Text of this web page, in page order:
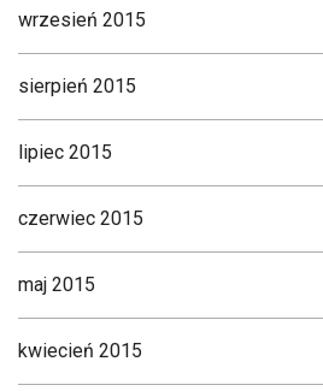
wrzesień 2015
sierpień 2015
lipiec 2015
czerwiec 2015
maj 2015
kwiecień 2015